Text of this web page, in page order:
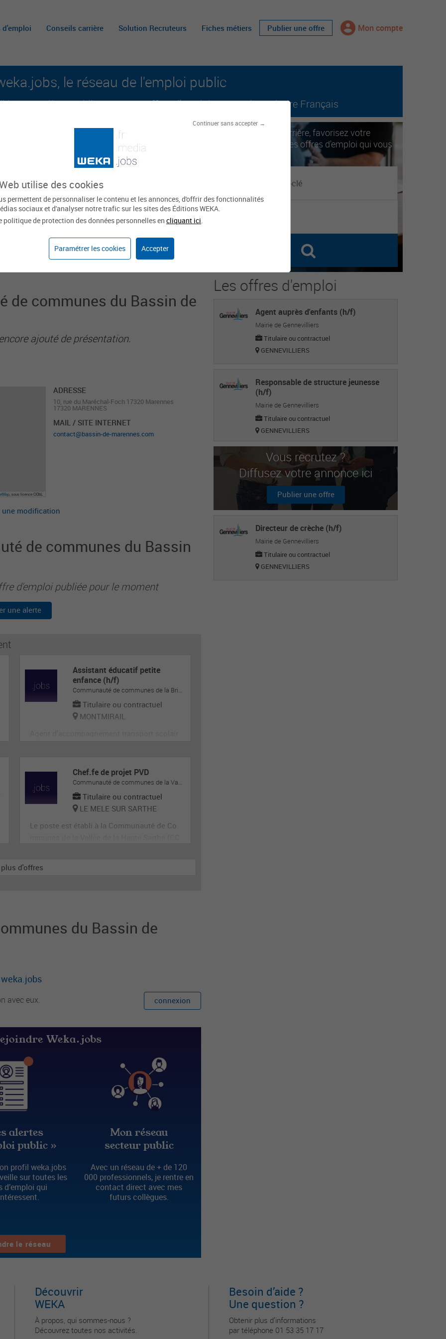
Continuer sans accepter →
utilise des cookies
permettent de personnaliser le contenu et les annonces, d'offrir des fonctionnalités
sociaux et d'analyser notre trafic sur les sites des Éditions WEKA.
politique de protection des données personnelles en cliquant ici
Paramétrer les cookies Accepter
d'emploi Conseils carrière Solution Recruteurs Fiches métiers Publier une offre Mon compte
le réseau de l'emploi public
aux carrières publiques et aux offres d'emploi sur tout le territoire Français
du Bassin de
1
Agent sur weka.jobs
de communes du Bassin de
ajouté de présentation.
, sous licence ODbL
ADRESSE
10, rue du Maréchal-Foch 17320 Marennes
17320 MARENNES
MAIL / SITE INTERNET
contact@bassin-de-marennes.com
une modification
de communes du Bassin
d'emploi publiée pour le moment
une alerte
Assistant éducatif petite
enfance (h/f)
Communauté de communes de la Brie-Champenoise
Titulaire ou contractuel
MONTMIRAIL
Chef.fe de projet PVD
Communauté de communes de la Vallée de la Haute-Sarthe
Titulaire ou contractuel
LE MELE SUR SARTHE
Le poste est établi à la Communauté de Co
d'offres
du Bassin de
avec eux. connexion
Weka.jobs
alertes
public »
profil weka.jobs
sur toutes les
d’emploi qui
Mon réseau
secteur public
Avec un réseau de + de 120
000 professionnels, je rentre en
contact direct avec mes
futurs collègues.
le réseau
Accélérez votre carrière, favorisez votre
mobilité. Trouvez les offres d'emploi qui vous
Les offres d'emploi
Agent auprès d'enfants (h/f)
Mairie de Gennevilliers
Titulaire ou contractuel
GENNEVILLIERS
Responsable de structure jeunesse
(h/f)
Mairie de Gennevilliers
Titulaire ou contractuel
GENNEVILLIERS
Vous recrutez ?
Diffusez votre annonce ici
Publier une offre
Directeur de crèche (h/f)
Mairie de Gennevilliers
Titulaire ou contractuel
GENNEVILLIERS
Découvrir
WEKA
À propos, qui sommes-nous ?
Découvrez toutes nos activités.
Besoin d’aide ?
Une question ?
Obtenir plus d’informations
par téléphone 01 53 35 17 17